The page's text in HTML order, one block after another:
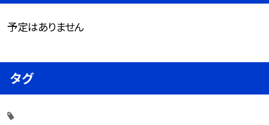
予定はありません
タグ